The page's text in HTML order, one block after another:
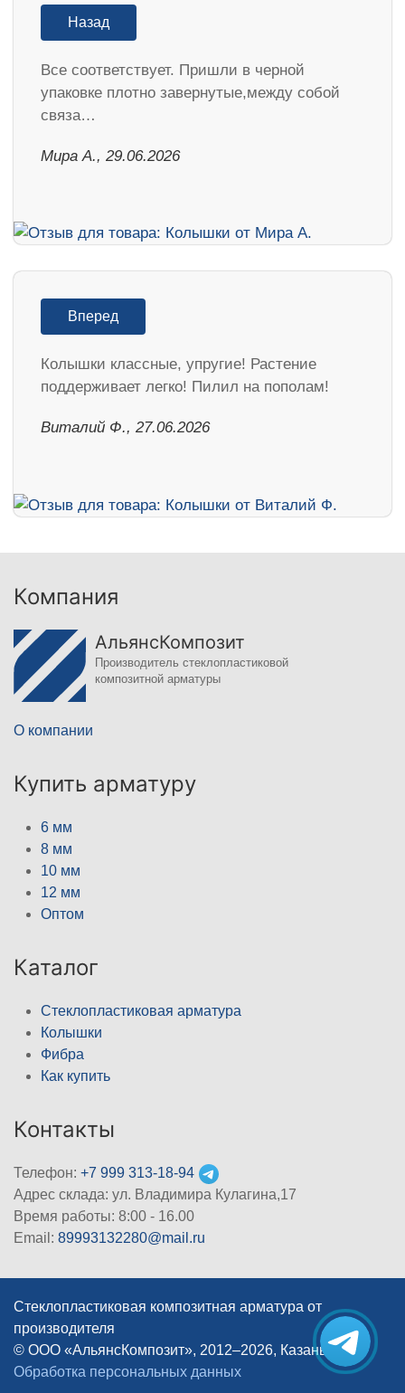
Назад
Все соответствует. Пришли в черной
упаковке плотно завернутые,между собой
связа…
Мира А., 29.06.2026
Вперед
Колышки классные, упругие! Растение
поддерживает легко! Пилил на пополам!
Виталий Ф., 27.06.2026
Компания
АльянсКомпозит
Производитель стеклопластиковой
композитной арматуры
О компании
Купить арматуру
6 мм
8 мм
10 мм
12 мм
Оптом
Каталог
Стеклопластиковая арматура
Колышки
Фибра
Как купить
Контакты
Телефон: +7 999 313-18-94
Адрес склада: ул. Владимира Кулагина,17
Время работы: 8:00 - 16.00
Email: 89993132280@mail.ru
Стеклопластиковая композитная арматура от
производителя
© ООО «АльянсКомпозит», 2012–2026, Казань
|
Обработка персональных данных